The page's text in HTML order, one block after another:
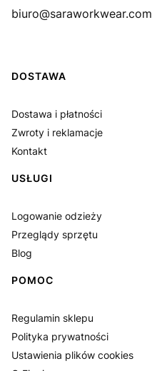
biuro@saraworkwear.com
Linki w stopce
DOSTAWA
Dostawa i płatności
Zwroty i reklamacje
Kontakt
USŁUGI
Logowanie odzieży
Przeglądy sprzętu
Blog
POMOC
Regulamin sklepu
Polityka prywatności
Ustawienia plików cookies